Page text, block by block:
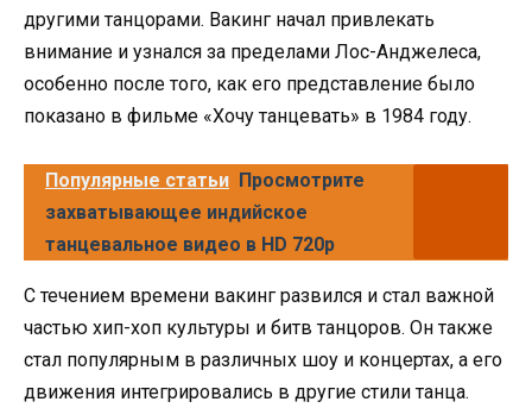
другими танцорами. Вакинг начал привлекать
внимание и узнался за пределами Лос-Анджелеса,
особенно после того, как его представление было
показано в фильме «Хочу танцевать» в 1984 году.
Популярные статьи Просмотрите
захватывающее индийское
танцевальное видео в HD 720p
С течением времени вакинг развился и стал важной
частью хип-хоп культуры и битв танцоров. Он также
стал популярным в различных шоу и концертах, а его
движения интегрировались в другие стили танца.